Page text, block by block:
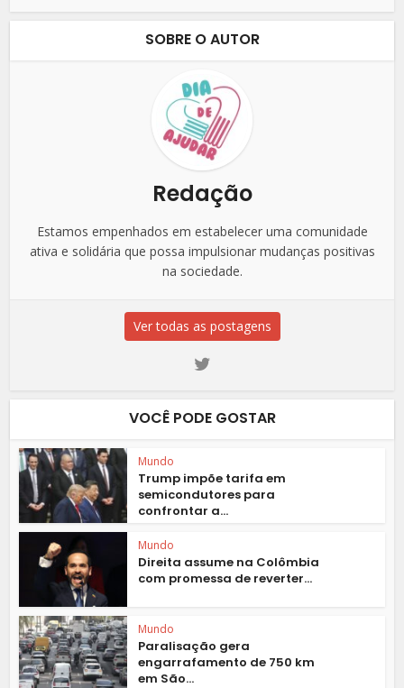
SOBRE O AUTOR
Redação
Estamos empenhados em estabelecer uma comunidade
ativa e solidária que possa impulsionar mudanças positivas
na sociedade.
Ver todas as postagens
VOCÊ PODE GOSTAR
Mundo
Trump impõe tarifa em
semicondutores para
confrontar a...
Mundo
Direita assume na Colômbia
com promessa de reverter...
Mundo
Paralisação gera
engarrafamento de 750 km
em São...